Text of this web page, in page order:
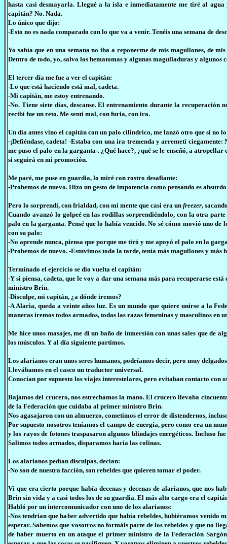
hasta casi desmayarla. Llegué a la isla e inmediatamente me tiré al
capitán? No. Nada.
Lo único que dijo:
-Esto no es nada comparado con lo que va a venir. Tenéis una semana de
Yo sabía que en una semana no iba a reponerme de mis magullones, de
Dentro de todo, yo, salvo los hematomas y algunas magulladuras y algunos
El tercer día me fue a ver el capitán:
-Lo que está haciendo está mal, cadeta.
-Mi capitán, me estoy entrenando.
-No. Tiene siete días, descanse. El entrenamiento durante la
recibí fue un reto. Me sentí mal, con furia, con ira.
Un día antes vino el capitán con un palo cilíndrico, me lanzó otro que si no
-¡Defiéndase, cadeta! -Estaba con una ira tremenda y arremetí
me puso el palo en la garganta-. ¿Qué hace?, ¿qué se le enseñó, a
si seguirá en mi promoción.
Me paré, me puse en guardia, lo miré con rostro desafiante:
-Probemos de nuevo. Hizo un gesto de impotencia como pensando es
Pero lo sorprendí, con frialdad, con mi mente que casi era un freezer,
Cuando avanzó lo golpeé en las rodillas sorprendiéndolo, con la otra
palo en la garganta. Pensé que lo había vencido. No sé cómo movió uno
con su palo:
-No aprende nunca, piensa que porque me tiró y me apoyó el palo en la
-Probemos de nuevo. -Estuvimos toda la tarde, tenía más magullones y
Terminado el ejercicio se dio vuelta el capitán:
-Y si piensa, cadeta, que le voy a dar una semana más para recuperarse
ministro Brin.
-Disculpe, mi capitán, ¿a dónde iremos?
-A Alaria, queda a veinte años luz. Es un mundo que quiere unirse a la
maneras iremos todos armados, todas las razas femeninas y masculinos en
Me hice unos masajes, me di un baño de inmersión con unas sales que
los músculos. Y al día siguiente partimos.
Los alarianos eran unos seres humanos, podríamos decir, pero muy
Llevábamos en el casco un traductor universal.
Conocían por supuesto los viajes interestelares, pero evitaban contacto con
Bajamos del crucero, nos estrechamos la mano. El crucero llevaba
de la Federación que cuidaba al primer ministro Brin.
Nos agasajaron con un almuerzo, cometimos el error de distendernos,
Por supuesto nosotros teníamos el campo de energía, pero como era un
y los rayos de fotones traspasaron algunos blindajes energéticos. Incluso
Salimos todos armados, disparamos hacia las colinas.
Los alarianos pedían disculpas, decían:
-No son de nuestra facción, son rebeldes que quieren tomar el poder.
Vi que era cierto porque había decenas y decenas de alarianos, que nos
Brin sin vida y a casi todos los de su guardia. El más alto cargo era el
Habló por un intercomunicador con uno de los alarianos:
-Nos tendrían que haber advertido que había rebeldes, hubiéramos venido
esperar. Sabemos que vosotros no formáis parte de los rebeldes y que no
de haber muerto en un ataque el primer ministro de la Federación